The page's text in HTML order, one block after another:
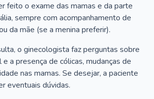
feito o exame das mamas e da parte
sempre com acompanhamento de
da mãe (se a menina preferir).
o ginecologista faz perguntas sobre
a presença de cólicas, mudanças de
nas mamas. Se desejar, a paciente
eventuais dúvidas.